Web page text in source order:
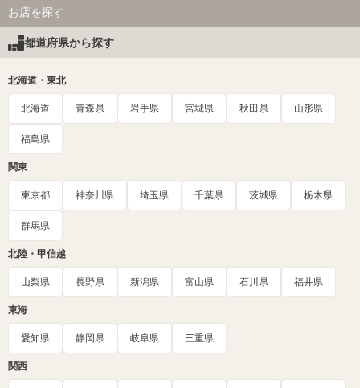
お店を探す
都道府県から探す
北海道・東北
北海道 青森県 岩手県 宮城県 秋田県 山形県
福島県
関東
東京都 神奈川県 埼玉県 千葉県 茨城県 栃木県
群馬県
北陸・甲信越
山梨県 長野県 新潟県 富山県 石川県 福井県
東海
愛知県 静岡県 岐阜県 三重県
関西